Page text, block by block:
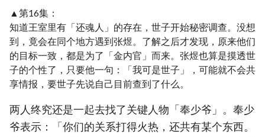
▲第16集：
知道王室里有「还魂人」的存在，世子开始秘密调查。没想
到，竟会在同个地方遇到张煜。了解之后才发现，原来他们
的目标一致，都是为了「金内官」而来。张煜也算是摸透世
子的个性了，只要他一句：「我可是世子」，可能就不会共
享情报，要世子先说自己目前查到了什么。
两人终究还是一起去找了关键人物「奉少爷」。奉少
爷表示：「你们的关系打得火热，还共有某个东西。